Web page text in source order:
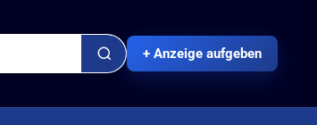
+ Anzeige aufgeben